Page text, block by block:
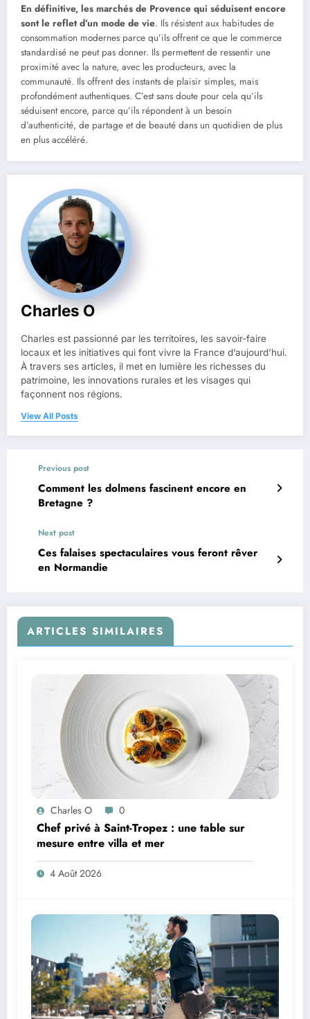
En définitive, les marchés de Provence qui séduisent encore
sont le reflet d’un mode de vie. Ils résistent aux habitudes de
consommation modernes parce qu’ils offrent ce que le commerce
standardisé ne peut pas donner. Ils permettent de ressentir une
proximité avec la nature, avec les producteurs, avec la
communauté. Ils offrent des instants de plaisir simples, mais
profondément authentiques. C’est sans doute pour cela qu’ils
séduisent encore, parce qu’ils répondent à un besoin
d’authenticité, de partage et de beauté dans un quotidien de plus
en plus accéléré.
Charles O
Charles est passionné par les territoires, les savoir-faire
locaux et les initiatives qui font vivre la France d’aujourd’hui.
À travers ses articles, il met en lumière les richesses du
patrimoine, les innovations rurales et les visages qui
façonnent nos régions.
View All Posts
Previous post
Comment les dolmens fascinent encore en
Bretagne ?
Next post
Ces falaises spectaculaires vous feront rêver
en Normandie
ARTICLES SIMILAIRES
Charles O 0
Chef privé à Saint-Tropez : une table sur
mesure entre villa et mer
4 Août 2026